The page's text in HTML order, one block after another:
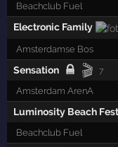
Beachclub Fuel
Electronic Family
Amsterdamse Bos
Sensation 🎬 7
Amsterdam ArenA
Luminosity Beach
Beachclub Fuel